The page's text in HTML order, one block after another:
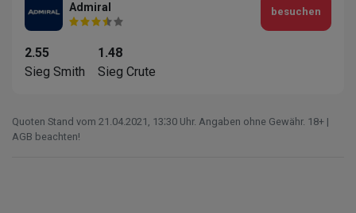
Admiral
2.55
Sieg Smith
1.48
Sieg Crute
besuchen
Quoten Stand vom 21.04.2021‚ 13⁚30 Uhr. Angaben ohne Gewähr. 18+ |
AGB beachten!